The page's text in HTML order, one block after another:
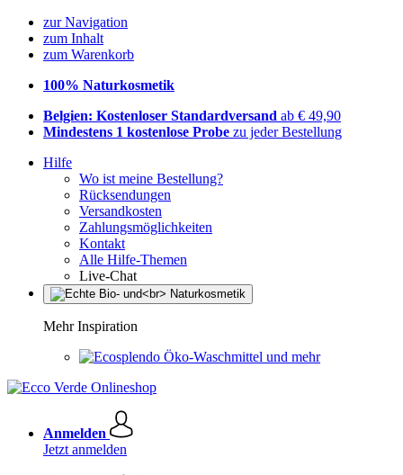
zur Navigation
zum Inhalt
zum Warenkorb
100% Naturkosmetik
Belgien: Kostenloser Standardversand ab € 49,90
Mindestens 1 kostenlose Probe zu jeder Bestellung
Hilfe
Wo ist meine Bestellung?
Rücksendungen
Versandkosten
Zahlungsmöglichkeiten
Kontakt
Alle Hilfe-Themen
Live-Chat
Mehr Inspiration
Öko-Waschmittel und mehr
Anmelden
Jetzt anmelden